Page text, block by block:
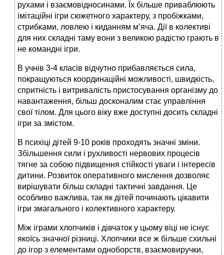
рухами і взаємовідносинами. Їх більше приваблюють
імітаційні ігри сюжетного характеру, з пробіжками,
стрибками, ловлею і киданням м’яча. Дії в колективі
для них складні таму вони з великою радістю грають в
не командні ігри.
В учнів 3-4 класів відчутно прибавляється сила,
покращуються координаційні можливості, швидкість,
спритність і витривалість пристосування організму до
навантаження, більш досконалим стає управління
свої тілом. Для цього віку вже доступні досить складні
ігри за змістом.
В психіці дітей 9-10 років проходять значні зміни.
Збільшення сили і рухливості нервових процесів
тягне за собою підвищення стійкості уваги і інтересів
дитини. Розвиток оперативного мислення дозволяє
вирішувати більш складні тактичні завдання. Це
особливо важлива, так як дітей починають цікавити
ігри змагального і колективного характеру.
Між іграми хлопчиків і дівчаток у цьому віці не існує
якоїсь значної різниці. Хлопчики все ж більше схильні
до ігор з елементами одноборств, взаємовиручки,